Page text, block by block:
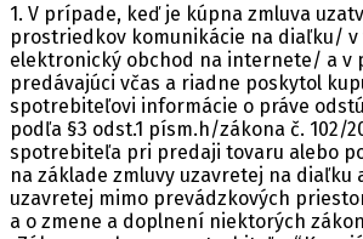
1. V prípade, keď je kúpna zmluva
prostriedkov komunikácie na diaľku/
elektronický obchod na internete/ a v
predávajúci včas a riadne poskytol
spotrebiteľovi informácie o práve
podľa §3 odst.1 písm.h/zákona č. 102/
spotrebiteľa pri predaji tovaru alebo
na základe zmluvy uzavretej na diaľku
uzavretej mimo prevádzkových
a o zmene a doplnení niektorých